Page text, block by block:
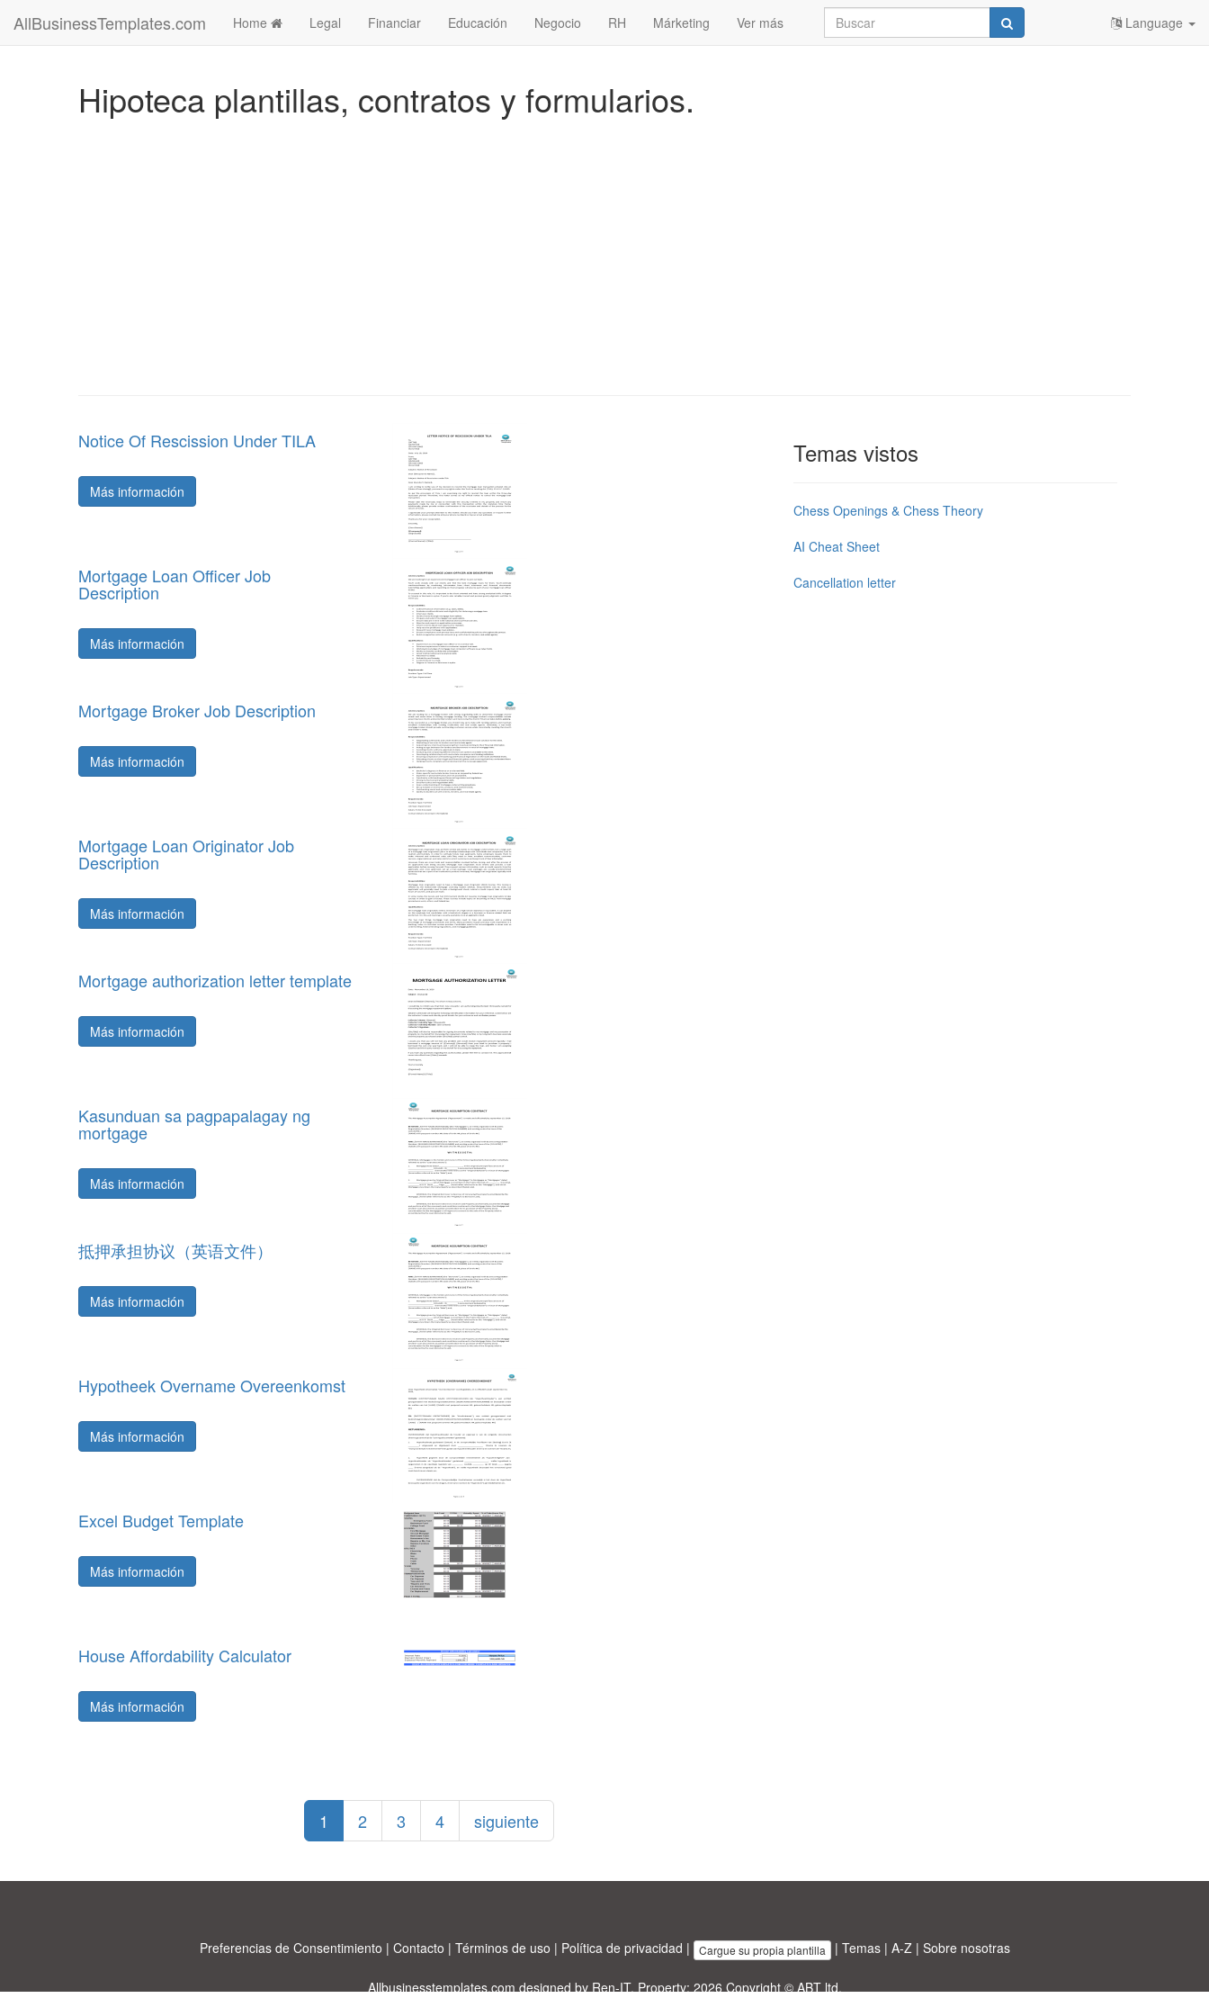
AllBusinessTemplates.com Home Legal Financiar Educación Negocio RH Márketing Ver más Language
Hipoteca plantillas, contratos y formularios.
Notice Of Rescission Under TILA
Más información
Mortgage Loan Officer Job
Description
Más información
Mortgage Broker Job Description
Más información
Mortgage Loan Originator Job
Description
Más información
Mortgage authorization letter template
Más información
Kasunduan sa pagpapalagay ng
mortgage
Más información
抵押承担协议（英语文件）
Más información
Hypotheek Overname Overeenkomst
Más información
Excel Budget Template
Más información
House Affordability Calculator
Más información
1 2 3 4 siguiente
Temas vistos
Chess Openings & Chess Theory
AI Cheat Sheet
Cancellation letter
Preferencias de Consentimiento | Contacto | Términos de uso | Política de privacidad | Cargue su propia plantilla | Temas| A-Z| Sobre nosotras
Allbusinesstemplates.com designed by Ren-IT. Property: 2026 Copyright © ABT ltd.